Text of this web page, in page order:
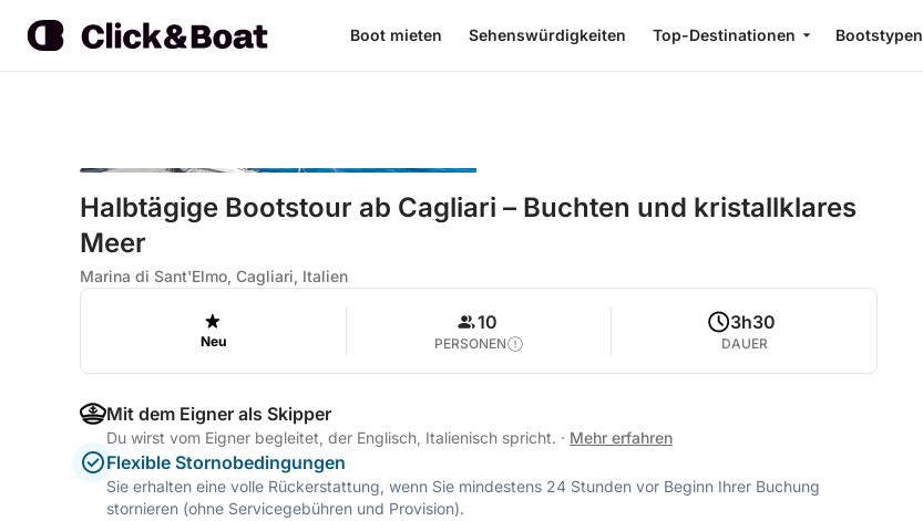
Boot mieten Sehenswürdigkeiten Top-Destinationen Bootstypen
Halbtägige Bootstour ab Cagliari – Buchten und kristallklares
Meer
Marina di Sant'Elmo, Cagliari, Italien
Neu
10
PERSONEN
3h30
DAUER
Mit dem Eigner als Skipper
Du wirst vom Eigner begleitet, der Englisch, Italienisch spricht. · Mehr erfahren
Flexible Stornobedingungen
Sie erhalten eine volle Rückerstattung, wenn Sie mindestens 24 Stunden vor Beginn Ihrer Buchung
stornieren (ohne Servicegebühren und Provision).